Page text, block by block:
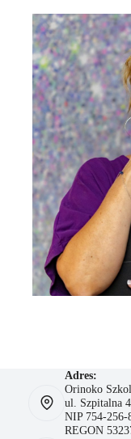
Adres:
Orinoko
ul. Szpitalna
NIP 754-256-
REGON